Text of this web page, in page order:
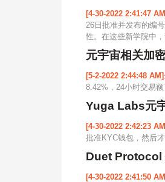
[4-30-2022 2:41:47
26日批准并发布的编
性。在这些新学院中
元宇宙相关加
[5-2-2022 2:44:48 AM]
8.42%，24小时交易
Yuga Labs元
[4-30-2022 2:42:23
批准KYC钱包，然后
Duet Protocol
[4-30-2022 2:41:50